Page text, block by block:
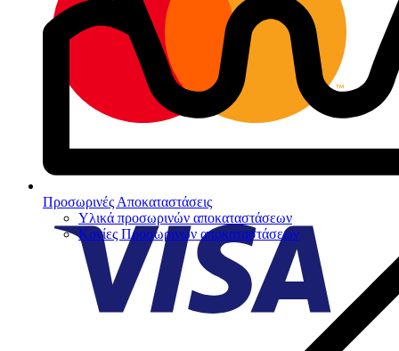
Προσωρινές Αποκαταστάσεις
Υλικά προσωρινών αποκαταστάσεων
Κονίες Προσωρινών αποκαταστάσεων